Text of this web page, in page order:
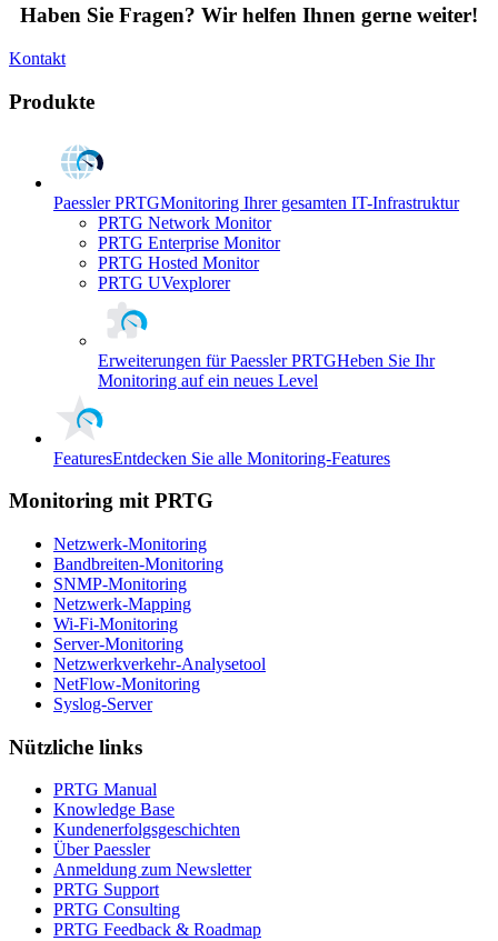
Haben Sie Fragen? Wir helfen Ihnen gerne weiter!
Kontakt
Produkte
Paessler PRTGMonitoring Ihrer gesamten IT-Infrastruktur
PRTG Network Monitor
PRTG Enterprise Monitor
PRTG Hosted Monitor
PRTG UVexplorer
Erweiterungen für Paessler PRTGHeben Sie Ihr
Monitoring auf ein neues Level
FeaturesEntdecken Sie alle Monitoring-Features
Monitoring mit PRTG
Netzwerk-Monitoring
Bandbreiten-Monitoring
SNMP-Monitoring
Netzwerk-Mapping
Wi-Fi-Monitoring
Server-Monitoring
Netzwerkverkehr-Analysetool
NetFlow-Monitoring
Syslog-Server
Nützliche links
PRTG Manual
Knowledge Base
Kundenerfolgsgeschichten
Über Paessler
Anmeldung zum Newsletter
PRTG Support
PRTG Consulting
PRTG Feedback & Roadmap